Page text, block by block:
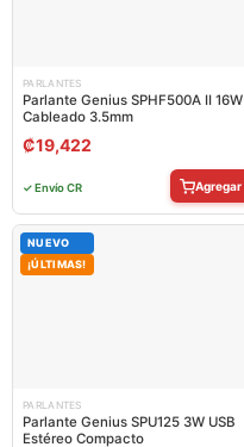
PARLANTES
Parlante Genius SPHF500A II 16W
Cableado 3.5mm
₡19,422
✓ Envío CR Agregar
NUEVO
¡ÚLTIMAS!
PARLANTES
Parlante Genius SPU125 3W USB
Estéreo Compacto